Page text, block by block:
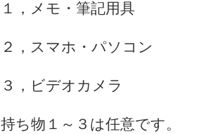
１，メモ・筆記用具
２，スマホ・パソコン
３，ビデオカメラ
持ち物１～３は任意です。